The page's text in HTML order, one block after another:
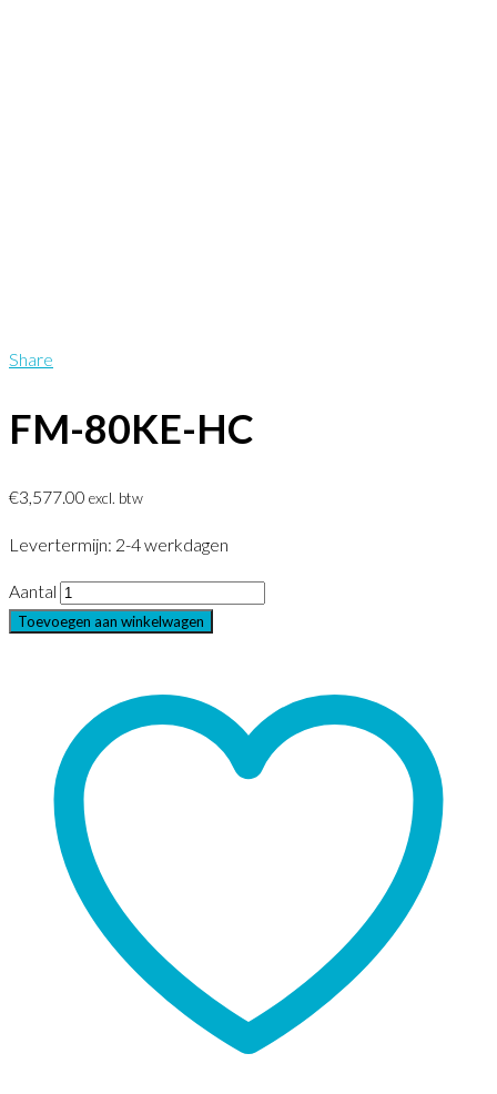
Share
FM-80KE-HC
€3,577.00 excl. btw
Levertermijn: 2-4 werkdagen
Aantal
Toevoegen aan winkelwagen